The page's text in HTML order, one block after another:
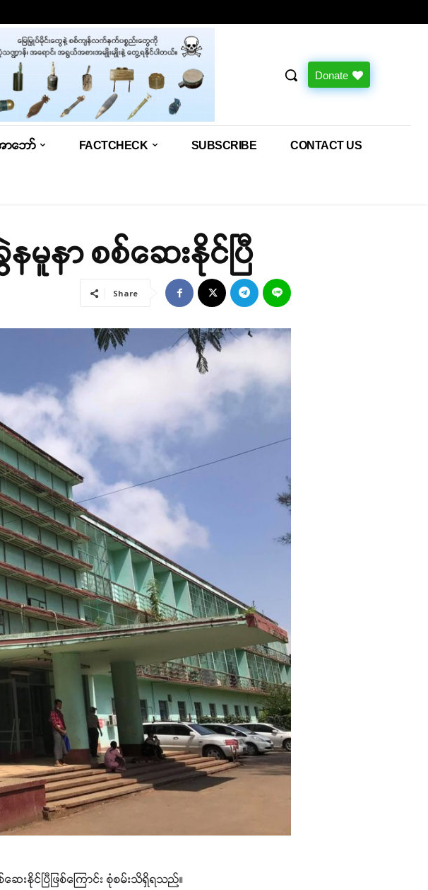
Donate
ာဘော် FACTCHECK SUBSCRIBE CONTACT US
မူနာ စစ်ဆေးနိုင်ပြီ
Share
းနိုင်ပြီဖြစ်ကြောင်း စုံစမ်းသိရှိရသည်။